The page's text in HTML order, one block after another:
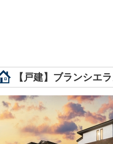
【戸建】ブランシエ